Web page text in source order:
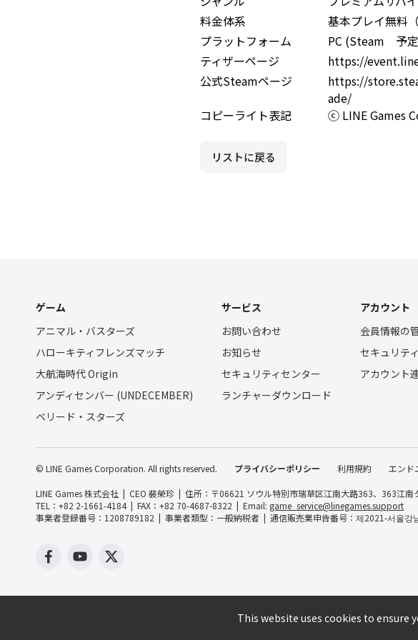
料金体系
基本プレイ無料
プラットフォーム
PC (Steam 予
ティザーページ
https://
公式Steamページ
https://
ade/
コピーライト表記
ⓒ LINE Games
リストに戻る
ゲーム
アニマル・バスターズ
ハローキティフレンズマッチ
大航海時代 Origin
アンディセンバー (UNDECEMBER)
ベリード・スターズ
サービス
お問い合わせ
お知らせ
セキュリティセンター
ランチャーダウンロード
アカウント
会員情報の
セキュリテ
アカウント
© LINE Games Corporation. All rights reserved. プライバシーポリシー 利用規約 エンド
LINE Games 株式会社 CEO 裴榮珍
住所：〒06621 ソウル特別市瑞草区江南大路363、363江南
TEL：+82 2-1661-4184
FAX：+82 70-4687-8322 Email: game_service@linegames.support
事業者登録番号：1208789182
事業者類型：一般納税者 通信販売業申告番号：제2021-서울강
This website uses cookies to ensure